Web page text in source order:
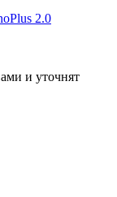
2.0
и уточнят